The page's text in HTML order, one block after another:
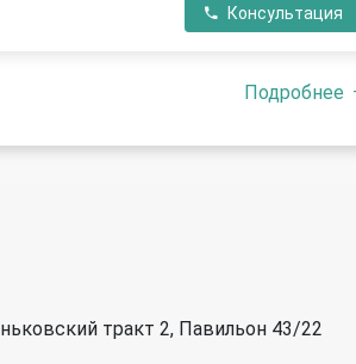
Консультация
Подробнее
тракт 2, Павильон 43/22